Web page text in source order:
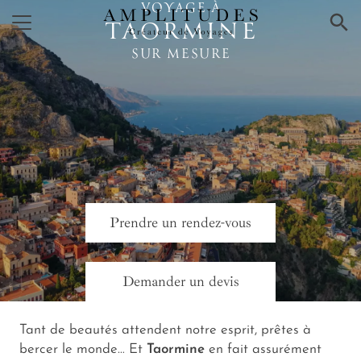
× VOYAGE À
TAORMINE
SUR MESURE
Prendre un rendez-vous
Demander un devis
Tant de beautés attendent notre esprit, prêtes à
bercer le monde… Et Taormine en fait assurément